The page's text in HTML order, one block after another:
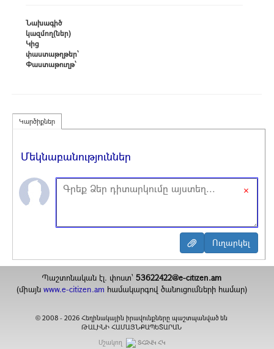
Նախագիծ
կազմող(ներ)
Կից
փաստաթղթեր՝
Փաստաթուղթ՝
Կարծիքներ
Մեկնաբանություններ
×
Պաշտոնական էլ. փոստ`53622422@e-citizen.am
(միայն www.e-citizen.am համակարգով ծանուցումների համար)
© 2008 -2026 Հեղինակային իրավունքները պաշտպանված են
ԹԱԼԻՆԻ ՀԱՄԱՅՆՔԱՊԵՏԱՐԱՆ
Մշակող
ՏՀԶՎԿ ՀԿ